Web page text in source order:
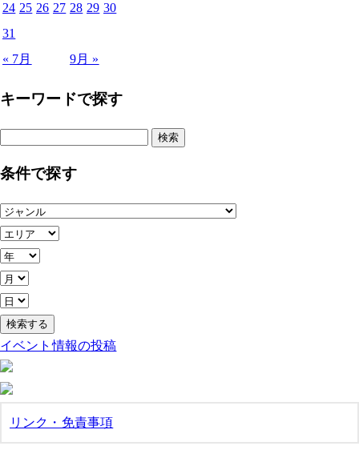
« 7月 9月 »
24 25 26 27 28 29 30
31
キーワードで探す
条件で探す
イベント情報の投稿
リンク・免責事項